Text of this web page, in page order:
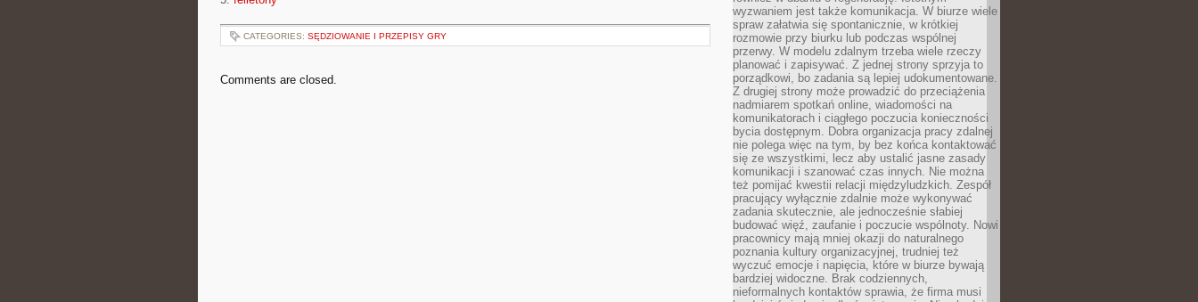
CATEGORIES: SĘDZIOWANIE I PRZEPISY GRY
Comments are closed.
wyzwaniem jest także komunikacja. W biurze wiele
spraw załatwia się spontanicznie, w krótkiej
rozmowie przy biurku lub podczas wspólnej
przerwy. W modelu zdalnym trzeba wiele rzeczy
planować i zapisywać. Z jednej strony sprzyja to
porządkowi, bo zadania są lepiej udokumentowane.
Z drugiej strony może prowadzić do przeciążenia
nadmiarem spotkań online, wiadomości na
komunikatorach i ciągłego poczucia konieczności
bycia dostępnym. Dobra organizacja pracy zdalnej
nie polega więc na tym, by bez końca kontaktować
się ze wszystkimi, lecz aby ustalić jasne zasady
komunikacji i szanować czas innych. Nie można
też pomijać kwestii relacji międzyludzkich. Zespół
pracujący wyłącznie zdalnie może wykonywać
zadania skutecznie, ale jednocześnie słabiej
budować więź, zaufanie i poczucie wspólnoty. Nowi
pracownicy mają mniej okazji do naturalnego
poznania kultury organizacyjnej, trudniej też
wyczuć emocje i napięcia, które w biurze bywają
bardziej widoczne. Brak codziennych,
nieformalnych kontaktów sprawia, że firma musi